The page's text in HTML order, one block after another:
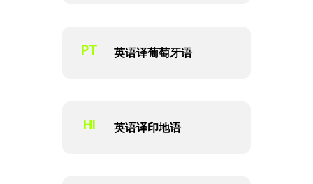
PT 英语译葡萄牙语
HI 英语译印地语